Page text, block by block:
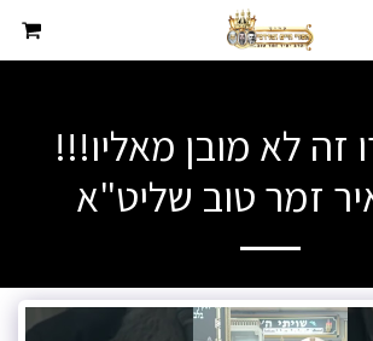
זה לא מובן מאליו!!!
זמר טוב שליט"א